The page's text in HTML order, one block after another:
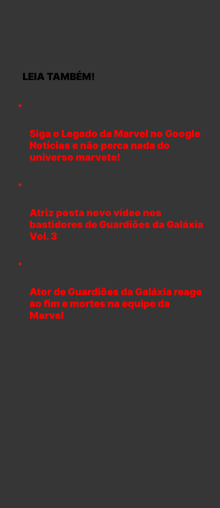
LEIA TAMBÉM!
Siga o Legado da Marvel no Google
Notícias e não perca nada do
universo marvete!
Atriz posta novo vídeo nos
bastidores de Guardiões da Galáxia
Vol. 3
Ator de Guardiões da Galáxia reage
ao fim e mortes na equipe da
Marvel